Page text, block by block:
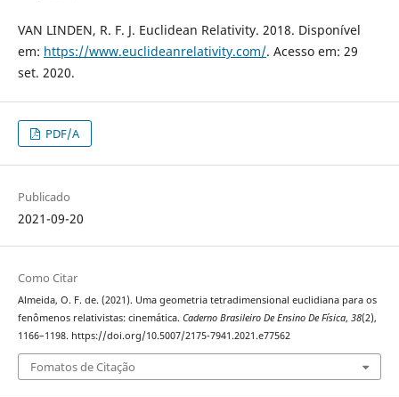
VAN LINDEN, R. F. J. Euclidean Relativity. 2018. Disponível
em: https://www.euclideanrelativity.com/. Acesso em: 29
set. 2020.
PDF/A
Publicado
2021-09-20
Como Citar
Almeida, O. F. de. (2021). Uma geometria tetradimensional euclidiana para os
fenômenos relativistas: cinemática. Caderno Brasileiro De Ensino De Física, 38(2),
1166–1198. https://doi.org/10.5007/2175-7941.2021.e77562
Fomatos de Citação